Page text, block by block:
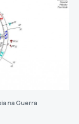
na Guerra